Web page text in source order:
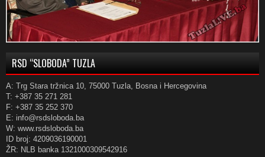
RSD “SLOBODA” TUZLA
A: Trg Stara tržnica 10, 75000 Tuzla, Bosna i Hercegovina
T: +387 35 271 281
F: +387 35 252 370
E: info@rsdsloboda.ba
W: www.rsdsloboda.ba
ID broj: 4209036190001
ŽR: NLB banka 1321000309542916